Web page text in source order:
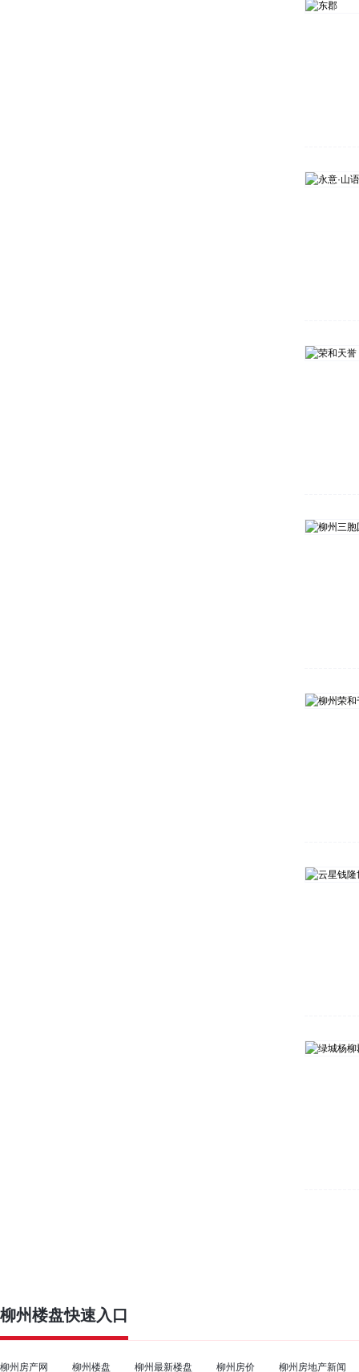
柳州楼盘快速入口
柳州房产网 柳州楼盘 柳州最新楼盘 柳州房价 柳州房地产新闻